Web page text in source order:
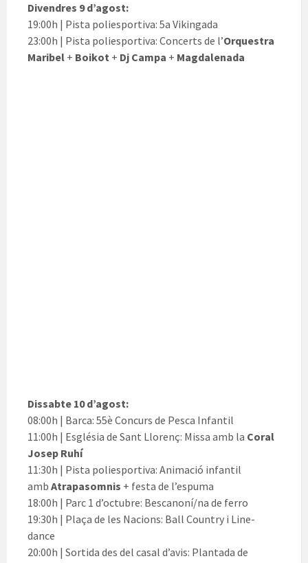
Divendres 9 d’agost:
19:00h | Pista poliesportiva: 5a Vikingada
23:00h | Pista poliesportiva: Concerts de l’Orquestra
Maribel + Boikot + Dj Campa + Magdalenada
Dissabte 10 d’agost:
08:00h | Barca: 55è Concurs de Pesca Infantil
11:00h | Església de Sant Llorenç: Missa amb la Coral
Josep Ruhí
11:30h | Pista poliesportiva: Animació infantil
amb Atrapasomnis + festa de l’espuma
18:00h | Parc 1 d’octubre: Bescanoní/na de ferro
19:30h | Plaça de les Nacions: Ball Country i Line-
dance
20:00h | Sortida des del casal d’avis: Plantada de